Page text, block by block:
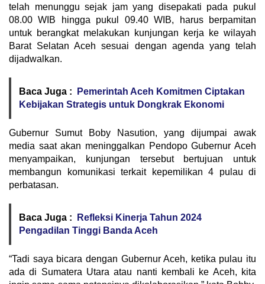
telah menunggu sejak jam yang disepakati pada pukul
08.00 WIB hingga pukul 09.40 WIB, harus berpamitan
untuk berangkat melakukan kunjungan kerja ke wilayah
Barat Selatan Aceh sesuai dengan agenda yang telah
dijadwalkan.
Baca Juga :
Pemerintah Aceh Komitmen Ciptakan
Kebijakan Strategis untuk Dongkrak Ekonomi
Gubernur Sumut Boby Nasution, yang dijumpai awak
media saat akan meninggalkan Pendopo Gubernur Aceh
menyampaikan, kunjungan tersebut bertujuan untuk
membangun komunikasi terkait kepemilikan 4 pulau di
perbatasan.
Baca Juga :
Refleksi Kinerja Tahun 2024
Pengadilan Tinggi Banda Aceh
“Tadi saya bicara dengan Gubernur Aceh, ketika pulau itu
ada di Sumatera Utara atau nanti kembali ke Aceh, kita